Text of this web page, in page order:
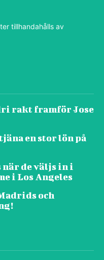
tillhandahålls av
rakt framför Jose
en stor lön på
när de väljs in i
i Los Angeles
och